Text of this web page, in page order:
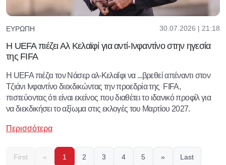
ΕΥΡΏΠΗ 30.07.2026 | 21:18
Η UEFA πιέζει Αλ Κελαϊφί για αντί-Ινφαντίνο στην ηγεσία
της FIFA
H UEFA πιέζει τον Νάσερ αλ-Κελαΐφι να ...βρεθεί απέναντι στον
Τζιάνι Ινφαντίνο διεκδικώντας την προεδρία της FIFA,
πιστεύοντας ότι είναι εκείνος που διαθέτει το ιδανικό προφίλ για
να διεκδικήσει το αξίωμα στις εκλογές του Μαρτίου 2027.
Περισσότερα
First « 1 2 3 4 5 » Last